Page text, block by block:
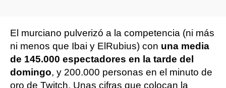
El murciano pulverizó a la competencia (ni más
ni menos que Ibai y ElRubius) con una media
de 145.000 espectadores en la tarde del
domingo, y 200.000 personas en el minuto de
oro de Twitch. Unas cifras que colocan la